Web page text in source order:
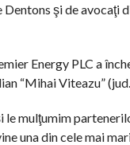
şi de avocaţi
Energy PLC a
“Mihai Viteazu”
le mulţumim
una din cele mai